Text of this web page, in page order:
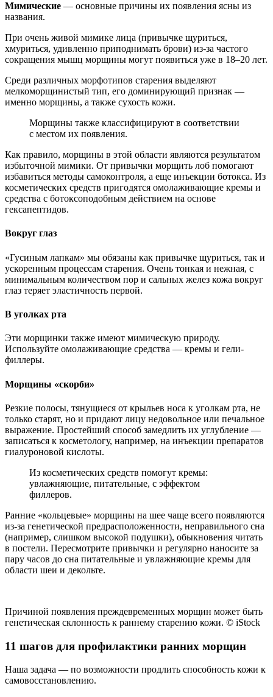
Мимические — основные причины их появления ясны из
названия.
При очень живой мимике лица (привычке щуриться,
хмуриться, удивленно приподнимать брови) из-за частого
сокращения мышц морщины могут появиться уже в 18–20 лет.
Среди различных морфотипов старения выделяют
мелкоморщинистый тип, его доминирующий признак —
именно морщины, а также сухость кожи.
Морщины также классифицируют в соответствии
с местом их появления.
Как правило, морщины в этой области являются результатом
избыточной мимики. От привычки морщить лоб помогают
избавиться методы самоконтроля, а еще инъекции ботокса. Из
косметических средств пригодятся омолаживающие кремы и
средства с ботоксоподобным действием на основе
гексапептидов.
Вокруг глаз
«Гусиным лапкам» мы обязаны как привычке щуриться, так и
ускоренным процессам старения. Очень тонкая и нежная, с
минимальным количеством пор и сальных желез кожа вокруг
глаз теряет эластичность первой.
В уголках рта
Эти морщинки также имеют мимическую природу.
Используйте омолаживающие средства — кремы и гели-
филлеры.
Морщины «скорби»
Резкие полосы, тянущиеся от крыльев носа к уголкам рта, не
только старят, но и придают лицу недовольное или печальное
выражение. Простейший способ замедлить их углубление —
записаться к косметологу, например, на инъекции препаратов
гиалуроновой кислоты.
Из косметических средств помогут кремы:
увлажняющие, питательные, с эффектом
филлеров.
Ранние «кольцевые» морщины на шее чаще всего появляются
из-за генетической предрасположенности, неправильного сна
(например, слишком высокой подушки), обыкновения читать
в постели. Пересмотрите привычки и регулярно наносите за
пару часов до сна питательные и увлажняющие кремы для
области шеи и декольте.
Причиной появления преждевременных морщин может быть
генетическая склонность к раннему старению кожи. © iStock
11 шагов для профилактики ранних морщин
Наша задача — по возможности продлить способность кожи к
самовосстановлению.